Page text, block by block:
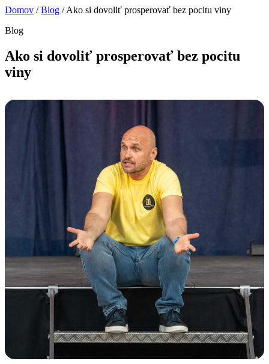
Domov / Blog / Ako si dovoliť prosperovať bez pocitu viny
Blog
Ako si dovoliť prosperovať bez pocitu
viny